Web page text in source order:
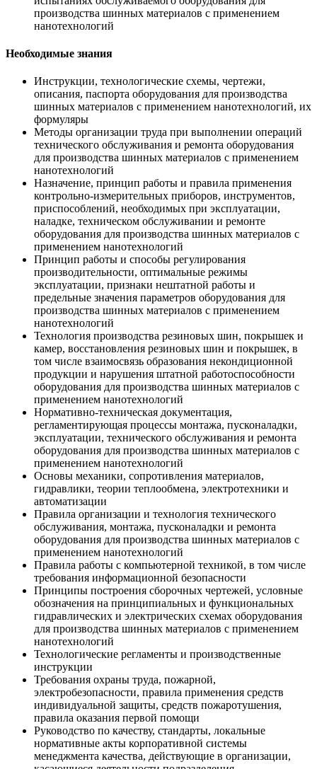
производства шинных материалов с применением
нанотехнологий
Необходимые знания
Инструкции, технологические схемы, чертежи,
описания, паспорта оборудования для производства
шинных материалов с применением нанотехнологий, их
формуляры
Методы организации труда при выполнении операций
технического обслуживания и ремонта оборудования
для производства шинных материалов с применением
нанотехнологий
Назначение, принцип работы и правила применения
контрольно-измерительных приборов, инструментов,
приспособлений, необходимых при эксплуатации,
наладке, техническом обслуживании и ремонте
оборудования для производства шинных материалов с
применением нанотехнологий
Принцип работы и способы регулирования
производительности, оптимальные режимы
эксплуатации, признаки нештатной работы и
предельные значения параметров оборудования для
производства шинных материалов с применением
нанотехнологий
Технология производства резиновых шин, покрышек и
камер, восстановления резиновых шин и покрышек, в
том числе взаимосвязь образования некондиционной
продукции и нарушения штатной работоспособности
оборудования для производства шинных материалов с
применением нанотехнологий
Нормативно-техническая документация,
регламентирующая процессы монтажа, пусконаладки,
эксплуатации, технического обслуживания и ремонта
оборудования для производства шинных материалов с
применением нанотехнологий
Основы механики, сопротивления материалов,
гидравлики, теории теплообмена, электротехники и
автоматизации
Правила организации и технология технического
обслуживания, монтажа, пусконаладки и ремонта
оборудования для производства шинных материалов с
применением нанотехнологий
Правила работы с компьютерной техникой, в том числе
требования информационной безопасности
Принципы построения сборочных чертежей, условные
обозначения на принципиальных и функциональных
гидравлических и электрических схемах оборудования
для производства шинных материалов с применением
нанотехнологий
Технологические регламенты и производственные
инструкции
Требования охраны труда, пожарной,
электробезопасности, правила применения средств
индивидуальной защиты, средств пожаротушения,
правила оказания первой помощи
Руководство по качеству, стандарты, локальные
нормативные акты корпоративной системы
менеджмента качества, действующие в организации,